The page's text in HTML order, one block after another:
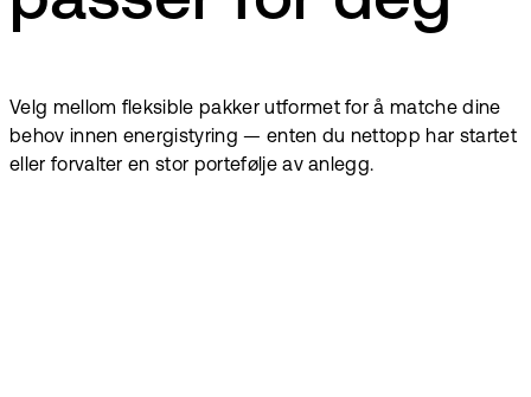
Velg mellom fleksible pakker utformet for å matche dine
behov innen energistyring — enten du nettopp har startet
eller forvalter en stor portefølje av anlegg.